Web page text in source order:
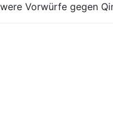
Vorwürfe gegen